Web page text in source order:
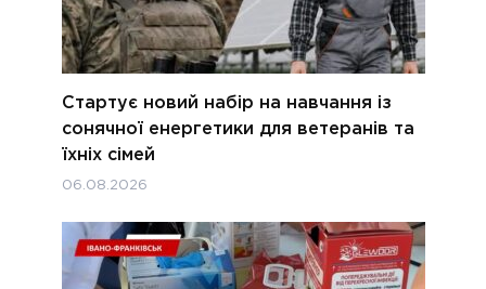
Стартує новий набір на навчання із
сонячної енергетики для ветеранів та
їхніх сімей
06.08.2026